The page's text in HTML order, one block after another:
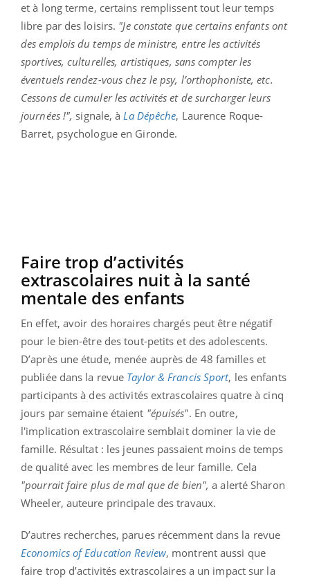
et à long terme, certains remplissent tout leur temps
libre par des loisirs. "Je constate que certains enfants ont
des emplois du temps de ministre, entre les activités
sportives, culturelles, artistiques, sans compter les
éventuels rendez-vous chez le psy, l’orthophoniste, etc.
Cessons de cumuler les activités et de surcharger leurs
journées !", signale, àLa Dépêche, Laurence Roque-
Barret, psychologue en Gironde.
Faire trop d’activités
extrascolaires nuit à la santé
mentale des enfants
En effet, avoir des horaires chargés peut être négatif
pour le bien-être des tout-petits et des adolescents.
D’après une étude, menée auprès de 48 familles et
publiée dans la revue Taylor & Francis Sport, les enfants
participants à des activités extrascolaires quatre à cinq
jours par semaine étaient "épuisés". En outre,
l'implication extrascolaire semblait dominer la vie de
famille. Résultat : les jeunes passaient moins de temps
de qualité avec les membres de leur famille. Cela
"pourrait faire plus de mal que de bien", a alerté Sharon
Wheeler, auteure principale des travaux.
D’autres recherches, parues récemment dans la revue
Economics of Education Review, montrent aussi que
faire trop d’activités extrascolaires a un impact sur la